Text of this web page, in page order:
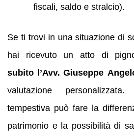
fiscali, saldo e stralcio).
Se ti trovi in una situazione di
hai ricevuto un atto di
subito l’Avv. Giuseppe
valutazione
tempestiva può fare la
patrimonio e la possibilità di